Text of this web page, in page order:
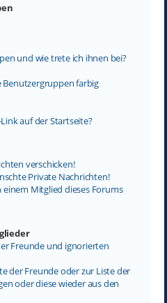
und wie trete ich ihnen bei?
Benutzergruppen farbig
auf der Startseite?
verschicken!
Private Nachrichten!
einem Mitglied dieses Forums
Freunde und ignorierten
der Freunde oder zur Liste der
oder diese wieder aus den